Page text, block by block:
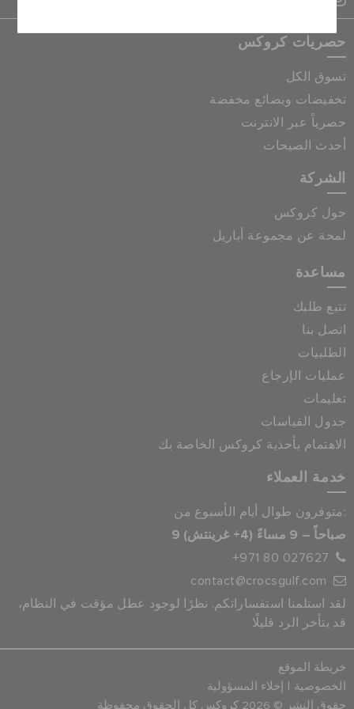
حصريات كروكس
تسوق الكل
تخفيضات وبضائع مخفضة
حصرياً عبر الانترنت
أحدث الصيحات
الشركة
حول كروكس
لمحة عن مجموعة أباريل
مساعدة
تتبع طلبك
اتصل بنا
الطلبيات
عمليات الإرجاع
تعليمات
جدول القياسات
الاهتمام بأحذية كروكس الخاصة بك
خدمة العملاء
متوفرون طوال أيام الأسبوع من:
9 صباحاً – 9 مساءً (4+ غرينتش)
+971 80 027627
contact@crocsgulf.com
لقد استلمنا استفساراتكم. نظرًا لوجود عطل مؤقت في النظام،
قد يتأخر الرد قليلًا
خريطة الموقع
الخصوصية |
إخلاء المسؤولية
حقوق النشر © 2026 كروكس كل الحقوق محفوظة